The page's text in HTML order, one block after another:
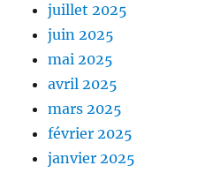
juillet 2025
juin 2025
mai 2025
avril 2025
mars 2025
février 2025
janvier 2025